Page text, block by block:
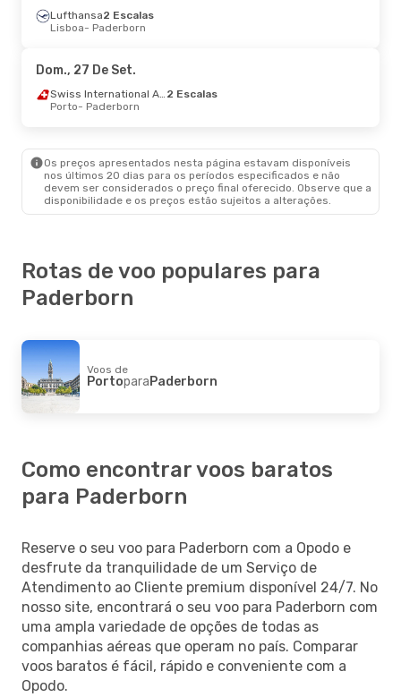
Lufthansa2 Escalas
Lisboa- Paderborn
Dom., 27 De Set.
Swiss International Air Lines 2 Escalas
Porto- Paderborn
Os preços apresentados nesta página estavam disponíveis
nos últimos 20 dias para os períodos especificados e não
devem ser considerados o preço final oferecido. Observe que a
disponibilidade e os preços estão sujeitos a alterações.
Rotas de voo populares para
Paderborn
Voos de
PortoparaPaderborn
Como encontrar voos baratos
para Paderborn
Reserve o seu voo para Paderborn com a Opodo e
desfrute da tranquilidade de um Serviço de
Atendimento ao Cliente premium disponível 24/7. No
nosso site, encontrará o seu voo para Paderborn com
uma ampla variedade de opções de todas as
companhias aéreas que operam no país. Comparar
voos baratos é fácil, rápido e conveniente com a
Opodo.